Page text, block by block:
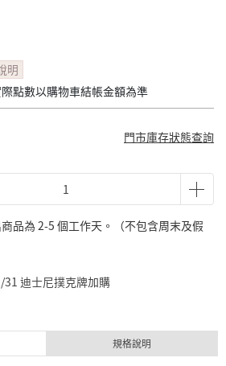
明
點數以購物車結帳金額為準
門市庫存狀態查詢
品為 2-5 個工作天。（不包含周末及假
迪士尼撲克牌加購
規格說明